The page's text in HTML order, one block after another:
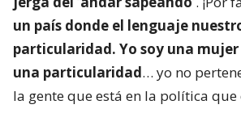
un país donde el lenguaje
particularidad. Yo soy una
una particularidad… yo no
la gente que está en la política